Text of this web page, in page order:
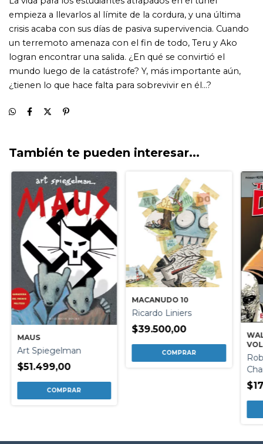
También te pueden interesar...
MAUS
Art Spiegelman
$51.499,00
MACANUDO 10
Ricardo Liniers
$39.500,00